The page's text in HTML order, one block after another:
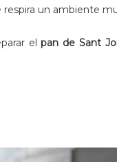
respira un ambiente
elpan de Sant